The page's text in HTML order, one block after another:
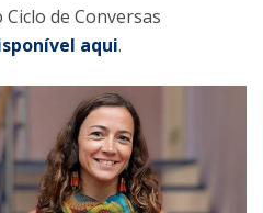
de Conversas
aqui.